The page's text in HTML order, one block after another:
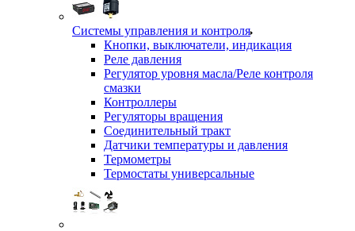
Системы управления и контроля
Кнопки, выключатели, индикация
Реле давления
Регулятор уровня масла/Реле контроля
смазки
Контроллеры
Регуляторы вращения
Соединительный тракт
Датчики температуры и давления
Термометры
Термостаты универсальные